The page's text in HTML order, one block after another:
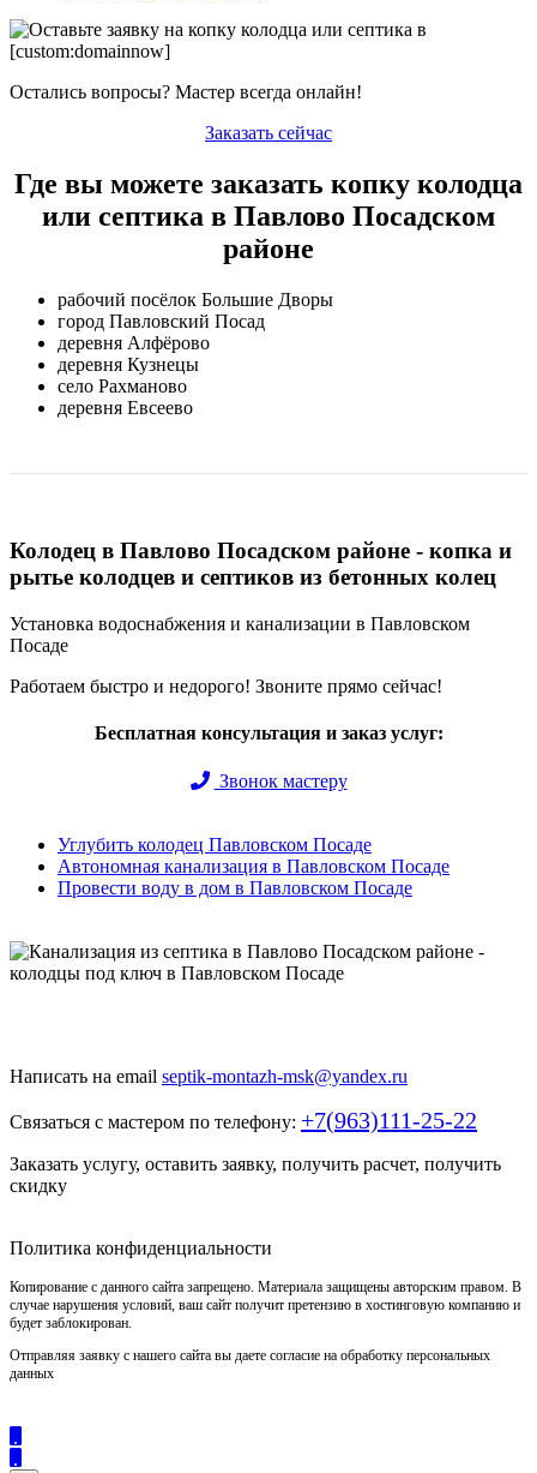
Остались вопросы? Мастер всегда онлайн!
Заказать сейчас
Где вы можете заказать копку колодца
или септика в Павлово Посадском
районе
рабочий посёлок Большие Дворы
город Павловский Посад
деревня Алфёрово
деревня Кузнецы
село Рахманово
деревня Евсеево
Колодец в Павлово Посадском районе - копка и
рытье колодцев и септиков из бетонных колец
Установка водоснабжения и канализации в Павловском
Посаде
Работаем быстро и недорого! Звоните прямо сейчас!
Бесплатная консультация и заказ услуг:
Звонок мастеру
Углубить колодец Павловском Посаде
Автономная канализация в Павловском Посаде
Провести воду в дом в Павловском Посаде
Написать на email septik-montazh-msk@yandex.ru
Связаться с мастером по телефону: +7(963)111-25-22
Заказать услугу, оставить заявку, получить расчет, получить
скидку
Политика конфиденциальности
Копирование с данного сайта запрещено. Материала защищены авторским правом. В
случае нарушения условий, ваш сайт получит претензию в хостинговую компанию и
будет заблокирован.
Отправляя заявку с нашего сайта вы даете согласие на обработку персональных
данных